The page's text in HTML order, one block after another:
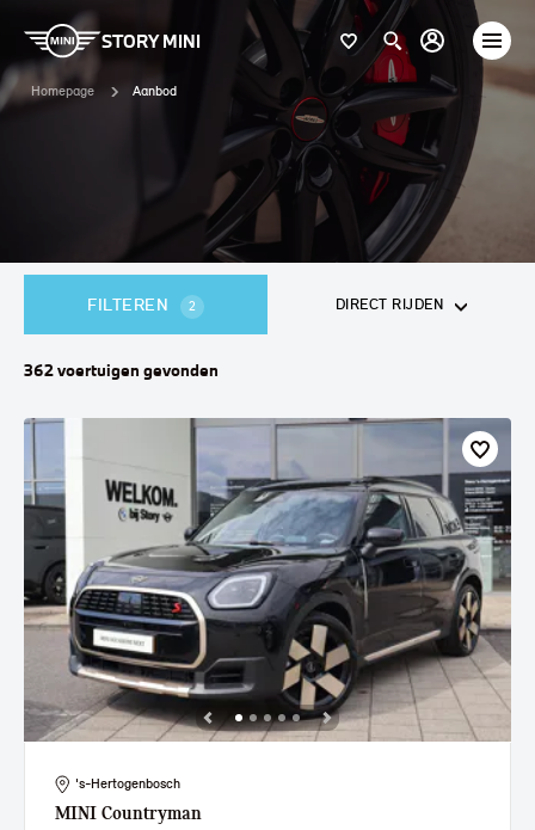
STORY MINI
Homepage Aanbod
FILTEREN 2 DIRECT RIJDEN
362voertuigen gevonden
's-Hertogenbosch
MINI Countryman